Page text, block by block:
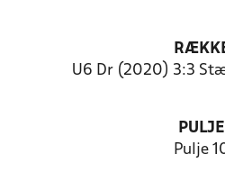
U6 Dr (2020) 3:3
PULJE
Pulje